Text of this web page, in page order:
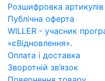
Розшифровка артикулів
Публічна оферта
WILLER - учасник
«єВідновлення».
Оплата і доставка
Зворотній зв’язок